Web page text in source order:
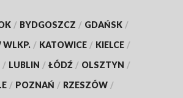
/ BYDGOSZCZ / GDAŃSK /
WLKP. / KATOWICE / KIELCE /
/ LUBLIN / ŁÓDŹ / OLSZTYN /
/ POZNAŃ / RZESZÓW /